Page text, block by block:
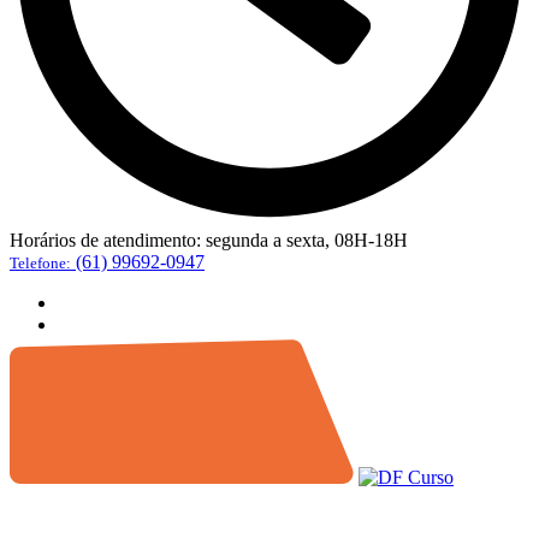
Horários de atendimento: segunda a sexta, 08H-18H
Telefone: (61) 99692-0947